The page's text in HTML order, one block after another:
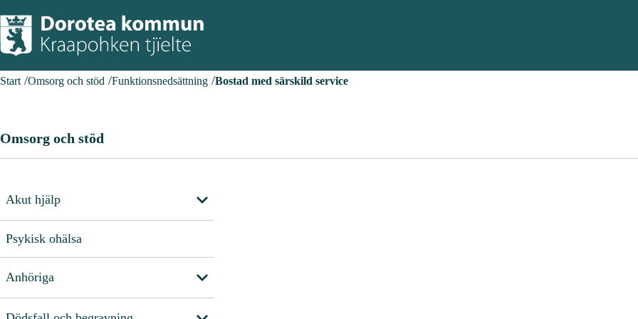
Start Omsorg och stöd Funktionsnedsättning Bostad med särskild service
Omsorg och stöd
Akut hjälp
Psykisk ohälsa
Anhöriga